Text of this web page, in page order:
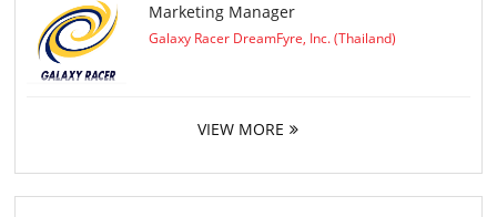
Marketing Manager
Galaxy Racer DreamFyre, Inc. (Thailand)
VIEW MORE